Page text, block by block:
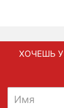
ХОЧЕШЬ